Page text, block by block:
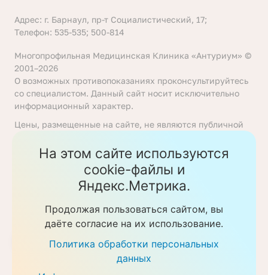
Адрес: г. Барнаул, пр-т Социалистический, 17;
Телефон: 535-535; 500-814
Многопрофильная Медицинская Клиника «Антуриум» ©
2001–2026
О возможных противопоказаниях проконсультируйтесь
со специалистом. Данный сайт носит исключительно
информационный характер.
Цены, размещенные на сайте, не являются публичной
Гражданского кодекса Российской Федерации. Перед
получением услуги необходимо уточнять цены у
ответственных сотрудников клиники. Предоставление
услуг осуществляется на основании договора об
Политика обработки персональных данных
Скачать прайс-листы
На этом сайте используются
cookie-файлы и
Яндекс.Метрика.
Продолжая пользоваться сайтом, вы
даёте согласие на их использование.
Политика обработки персональных
данных